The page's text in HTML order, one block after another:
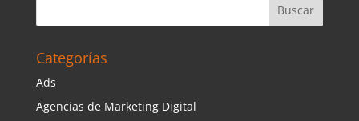
Categorías
Ads
Agencias de Marketing Digital